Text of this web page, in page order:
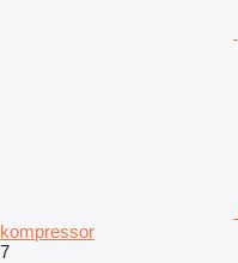
kompressor
7